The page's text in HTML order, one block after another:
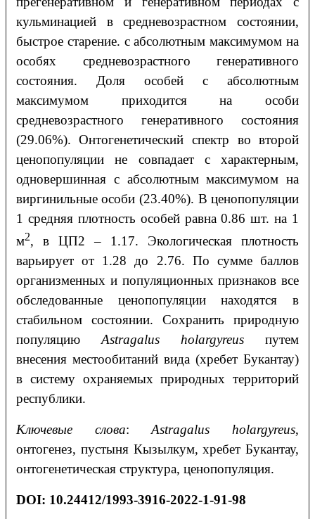
кульминацией в средневозрастном состоянии,
быстрое старение. с абсолютным максимумом на
особях средневозрастного генеративного
состояния. Доля особей с абсолютным
максимумом приходится на особи
средневозрастного генеративного состояния
(29.06%). Онтогенетический спектр во второй
ценопопуляции не совпадает с характерным,
одновершинная с абсолютным максимумом на
виргинильные особи (23.40%). В ценопопуляции
1 средняя плотность особей равна 0.86 шт. на 1
м2, в ЦП2– 1.17. Экологическая плотность
варьирует от 1.28 до 2.76. По сумме баллов
организменных и популяционных признаков все
обследованные ценопопуляции находятся в
стабильном состоянии. Сохранить природную
популяцию Astragalus holargyreus путем
внесения местообитаний вида (хребет Букантау)
в систему охраняемых природных территорий
республики.
Ключевые слова:Astragalus holargyreus,
онтогенез, пустыня Кызылкум, хребет Букантау,
онтогенетическая структура, ценопопуляция.
DOI: 10.24412/1993-3916-2022-1-91-98